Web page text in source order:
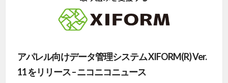
アパレル向けデータ管理システム XIFORM(R) Ver.
11 をリリース – ニコニコニュース